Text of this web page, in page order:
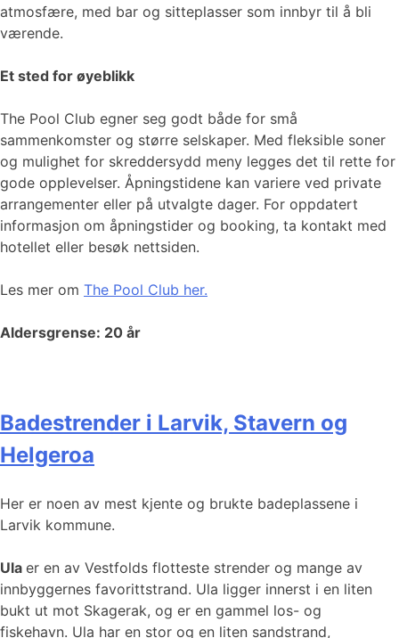
atmosfære, med bar og sitteplasser som innbyr til å bli
værende.
Et sted for øyeblikk
The Pool Club egner seg godt både for små
sammenkomster og større selskaper. Med fleksible soner
og mulighet for skreddersydd meny legges det til rette for
gode opplevelser. Åpningstidene kan variere ved private
arrangementer eller på utvalgte dager. For oppdatert
informasjon om åpningstider og booking, ta kontakt med
hotellet eller besøk nettsiden.
Les mer om The Pool Club her.
Aldersgrense: 20 år
Badestrender i Larvik, Stavern og
Helgeroa
Her er noen av mest kjente og brukte badeplassene i
Larvik kommune.
Ula er en av Vestfolds flotteste strender og mange av
innbyggernes favorittstrand. Ula ligger innerst i en liten
bukt ut mot Skagerak, og er en gammel los- og
fiskehavn. Ula har en stor og en liten sandstrand,